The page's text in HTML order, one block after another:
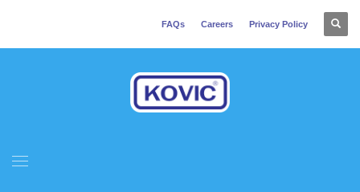
FAQs Careers Privacy Policy